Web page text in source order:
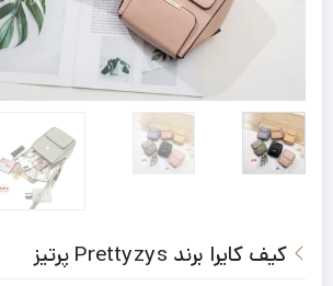
کیف کایرا برند Prettyzys پرتیز